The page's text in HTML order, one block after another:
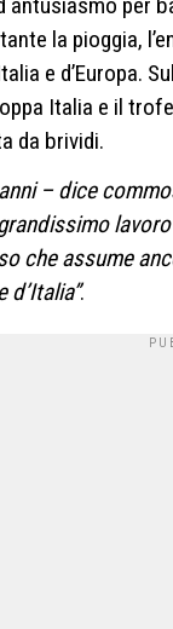
la pioggia,
e d’Europa.
Italia e il
da brividi.
anni – dice
che assume
.